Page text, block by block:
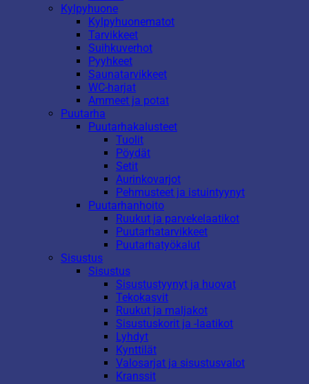
Kylpyhuone
Kylpyhuonematot
Tarvikkeet
Suihkuverhot
Pyyhkeet
Saunatarvikkeet
WC-harjat
Ammeet ja potat
Puutarha
Puutarhakalusteet
Tuolit
Pöydät
Setit
Aurinkovarjot
Pehmusteet ja istuintyynyt
Puutarhanhoito
Ruukut ja parvekelaatikot
Puutarhatarvikkeet
Puutarhatyökalut
Sisustus
Sisustus
Sisustustyynyt ja huovat
Tekokasvit
Ruukut ja maljakot
Sisustuskorit ja -laatikot
Lyhdyt
Kynttilät
Valosarjat ja sisustusvalot
Kranssit